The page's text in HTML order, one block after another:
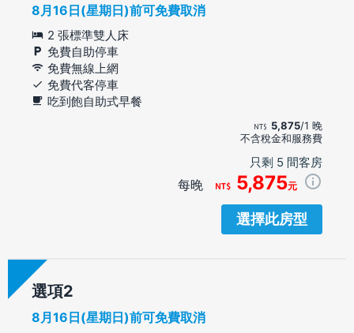
8月16日(星期日)前可免費取消
2 張標準雙人床
免費自助停車
免費無線上網
免費代客停車
吃到飽自助式早餐
5,875/1 晚
不含稅金和服務費
只剩 5 間客房
每晚 5,875元
選擇此房型
選項
8月16日(星期日)前可免費取消